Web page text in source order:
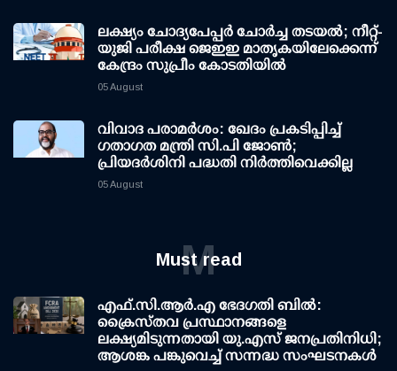
ലക്ഷ്യം ചോദ്യപേപ്പര്‍ ചോര്‍ച്ച തടയല്‍; നീറ്റ്-
യുജി പരീക്ഷ ജെഇഇ മാതൃകയിലേക്കെന്ന്
കേന്ദ്രം സുപ്രീം കോടതിയില്‍
05 August
വിവാദ പരാമര്‍ശം: ഖേദം പ്രകടിപ്പിച്ച്
ഗതാഗത മന്ത്രി സി.പി ജോണ്‍;
പ്രിയദര്‍ശിനി പദ്ധതി നിര്‍ത്തിവെക്കില്ല
05 August
Must read
M
എഫ്.സി.ആര്‍.എ ഭേദഗതി ബില്‍:
ക്രൈസ്തവ പ്രസ്ഥാനങ്ങളെ
ലക്ഷ്യമിടുന്നതായി യു.എസ് ജനപ്രതിനിധി;
ആശങ്ക പങ്കുവെച്ച് സന്നദ്ധ സംഘടനകള്‍